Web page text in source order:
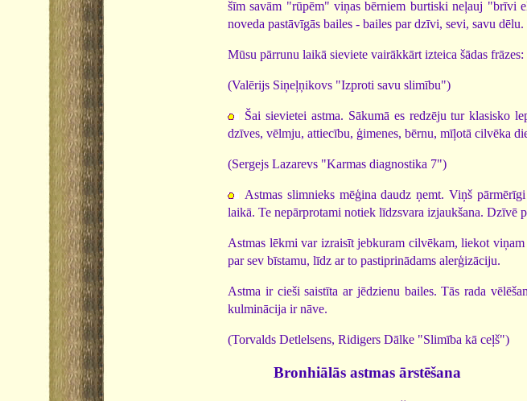
šīm savām "rūpēm" viņas bērniem burtiski neļauj "brīvi
noveda pastāvīgās bailes - bailes par dzīvi, sevi, savu
Mūsu pārrunu laikā sieviete vairākkārt izteica šādas
(Valērijs Siņeļņikovs "Izproti savu slimību")
Šai sievietei astma. Sākumā es redzēju tur klasisko
dzīves, vēlmju, attiecību, ģimenes, bērnu, mīļotā cilvēka
(Sergejs Lazarevs "Karmas diagnostika 7")
Astmas slimnieks mēģina daudz ņemt. Viņš
laikā. Te nepārprotami notiek līdzsvara izjaukšana. Dzīvē
Astmas lēkmi var izraisīt jebkuram cilvēkam, liekot
par sev bīstamu, līdz ar to pastiprinādams alerģizāciju.
Astma ir cieši saistīta ar jēdzienu bailes. Tās rada
kulmināci­ja ir nāve.
(Torvalds Detlelsens, Ridigers Dālke "Slimība kā ceļš")
Bronhiālās astmas ārstēšana